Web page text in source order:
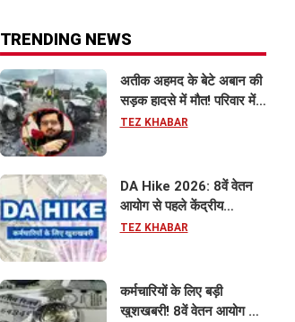
TRENDING NEWS
अतीक अहमद के बेटे अबान की
सड़क हादसे में मौत! परिवार में
मातम, भाई एहजाम ने क्या कहा?
TEZ KHABAR
DA Hike 2026: 8वें वेतन
आयोग से पहले केंद्रीय
कर्मचारियों को बड़ी राहत, महंगाई
TEZ KHABAR
कर्मचारियों के लिए बड़ी
खुशखबरी! 8वें वेतन आयोग से